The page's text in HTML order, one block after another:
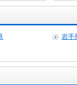
岩手